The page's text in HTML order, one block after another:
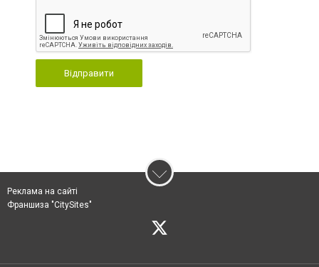
Відправити
Реклама на сайті
Франшиза "CitySites"